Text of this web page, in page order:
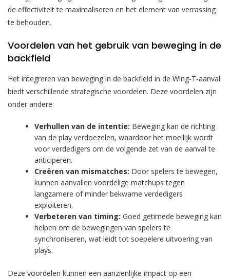
de effectiviteit te maximaliseren en het element van verrassing
te behouden.
Voordelen van het gebruik van beweging in de
backfield
Het integreren van beweging in de backfield in de Wing-T-aanval
biedt verschillende strategische voordelen. Deze voordelen zijn
onder andere:
Verhullen van de intentie: Beweging kan de richting
van de play verdoezelen, waardoor het moeilijk wordt
voor verdedigers om de volgende zet van de aanval te
anticiperen.
Creëren van mismatches: Door spelers te bewegen,
kunnen aanvallen voordelige matchups tegen
langzamere of minder bekwame verdedigers
exploiteren.
Verbeteren van timing: Goed getimede beweging kan
helpen om de bewegingen van spelers te
synchroniseren, wat leidt tot soepelere uitvoering van
plays.
Deze voordelen kunnen een aanzienlijke impact op een